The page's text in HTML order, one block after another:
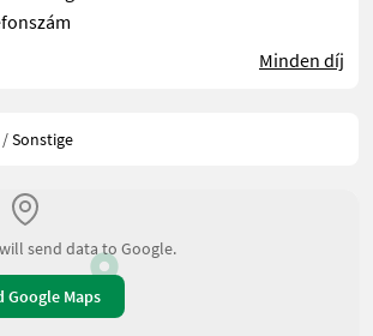
Minden díj
/Sonstige
send data to Google.
Google Maps